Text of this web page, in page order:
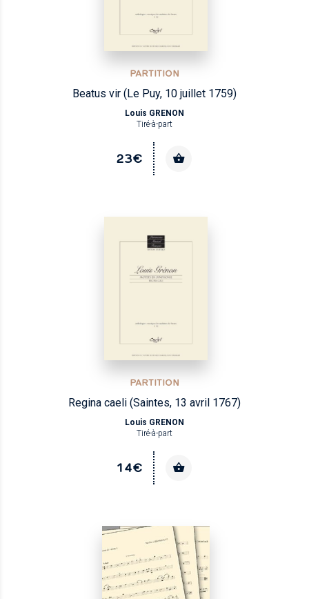
PARTITION
Beatus vir (Le Puy, 10 juillet 1759)
Louis GRENON
Tiré-à-part
23€
PARTITION
Regina caeli (Saintes, 13 avril 1767)
Louis GRENON
Tiré-à-part
14€